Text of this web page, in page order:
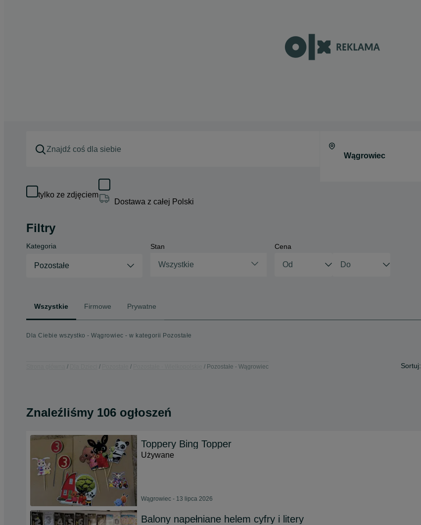
tylko ze zdjęciem
Dostawa z całej Polski
Filtry
Kategoria
Pozostałe
Stan
Wszystkie
Cena
Wszystkie Firmowe Prywatne
Dla Ciebie wszystko - Wągrowiec - w kategorii Pozostałe
Pozostałe - Wągrowiec Sortuj:
Znaleźliśmy 106 ogłoszeń
Toppery Bing Topper
Używane
Wągrowiec - 13 lipca 2026
Balony napełniane helem cyfry i litery